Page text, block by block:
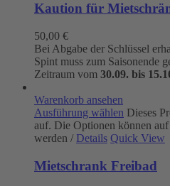
Kaution für
50,00 €
Bei Abgabe der Schlüssel
Spint muss zum Saisonende
Zeitraum vom 30.09. bis
Warenkorb ansehen
Ausführung wählen Dieses
auf. Die Optionen können
werden / Details Quick View
Mietschrank Freibad